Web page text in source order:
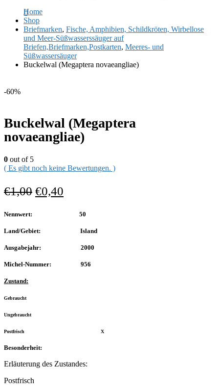
Home
Shop
Briefmarken, Fische, Amphibien, Schildkröten, Wirbellose
und Meer-Süßwasserssäuger auf
Briefen,Briefmarken,Postkarten, Meeres- und
Süßwassersäuger
Buckelwal (Megaptera novaeangliae)
-60%
Buckelwal (Megaptera
novaeangliae)
0 out of 5
( Es gibt noch keine Bewertungen. )
€1,00 €0,40
Nennwert: 50
Land/Gebiet: Island
Ausgabejahr: 2000
Michel-Nummer: 956
Zustand:
Gebraucht
Ungebraucht
Postfrisch X
Besonderheit:
Erläuterung des Zustandes:
Postfrisch